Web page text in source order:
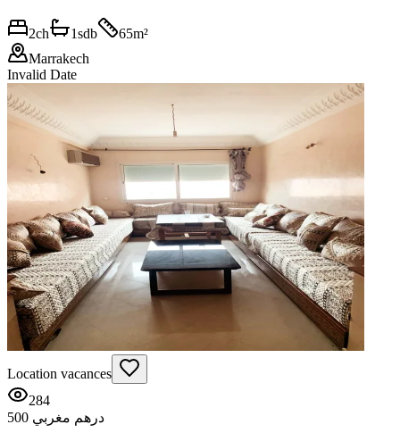
2ch 1sdb 65m²
Marrakech
Invalid Date
Location vacances
284
500 درهم مغربي